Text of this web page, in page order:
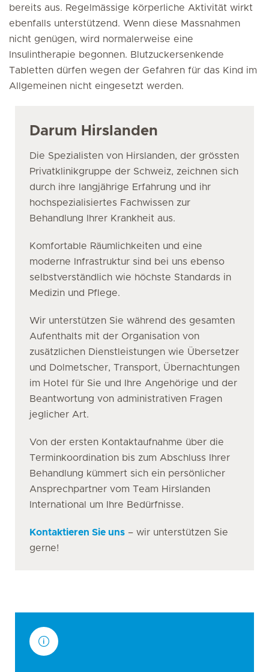
bereits aus. Regelmässige körperliche Aktivität wirkt
ebenfalls unterstützend. Wenn diese Massnahmen
nicht genügen, wird normalerweise eine
Insulintherapie begonnen. Blutzuckersenkende
Tabletten dürfen wegen der Gefahren für das Kind im
Allgemeinen nicht eingesetzt werden.
Darum Hirslanden
Die Spezialisten von Hirslanden, der grössten
Privatklinikgruppe der Schweiz, zeichnen sich
durch ihre langjährige Erfahrung und ihr
hochspezialisiertes Fachwissen zur
Behandlung Ihrer Krankheit aus.
Komfortable Räumlichkeiten und eine
moderne Infrastruktur sind bei uns ebenso
selbstverständlich wie höchste Standards in
Medizin und Pflege.
Wir unterstützen Sie während des gesamten
Aufenthalts mit der Organisation von
zusätzlichen Dienstleistungen wie Übersetzer
und Dolmetscher, Transport, Übernachtungen
im Hotel für Sie und Ihre Angehörige und der
Beantwortung von administrativen Fragen
jeglicher Art.
Von der ersten Kontaktaufnahme über die
Terminkoordination bis zum Abschluss Ihrer
Behandlung kümmert sich ein persönlicher
Ansprechpartner vom Team Hirslanden
International um Ihre Bedürfnisse.
Kontaktieren Sie uns – wir unterstützen Sie
gerne!